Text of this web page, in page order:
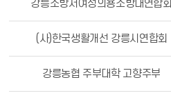
강릉소방서여성의용소방대연합회
(사)한국생활개선 강릉시연합회
강릉농협 주부대학 고향주부